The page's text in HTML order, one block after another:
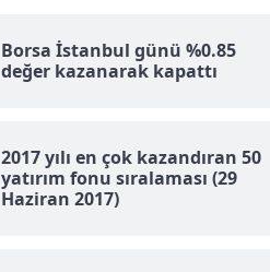
Borsa İstanbul günü %0.85
değer kazanarak kapattı
2017 yılı en çok kazandıran 50
yatırım fonu sıralaması (29
Haziran 2017)